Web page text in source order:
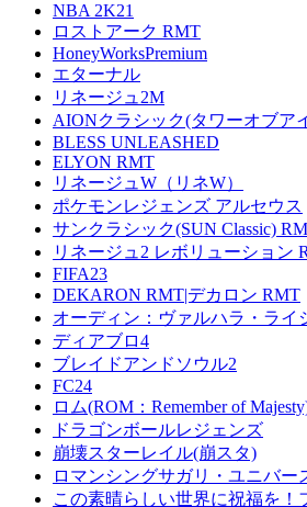
NBA 2K21
ロストアーク RMT
HoneyWorksPremium
エターナル
リネージュ2M
AIONクラシック(タワーオブア
BLESS UNLEASHED
ELYON RMT
リネージュW（リネW）
ポケモンレジェンズ アルセウス
サンクラシック(SUN Classic)
リネージュ2 レボリューション
FIFA23
DEKARON RMT|デカロン RMT
オーディン：ヴァルハラ・ライ
ディアブロ4
ブレイドアンドソウル2
FC24
ロム(ROM：Remember of
ドラゴンボールレジェンズ
崩壊スターレイル(崩スタ)
ロマンシングサガリ・ユニバー
この素晴らしい世界に祝福を